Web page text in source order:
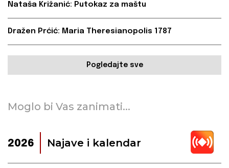
Nataša Križanić: Putokaz za maštu
Dražen Prćić: Maria Theresianopolis 1787
Pogledajte sve
Moglo bi Vas zanimati...
2026 Najave i kalendar